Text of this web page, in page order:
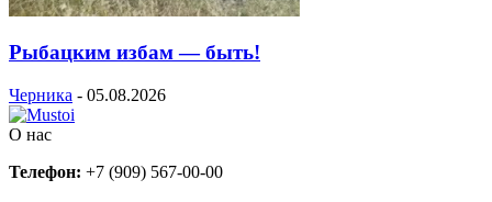
Рыбацким избам — быть!
Черника - 05.08.2026
О нас
Телефон: +7 (909) 567-00-00